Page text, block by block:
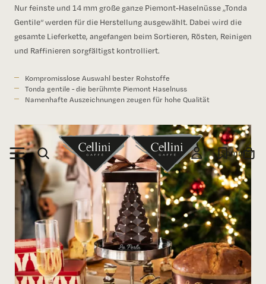
Sommer
Nur feinste und 14 mm große ganze Piemont-Haselnüsse „Tonda
Gentile“ werden für die Herstellung ausgewählt. Dabei wird die
gesamte Lieferkette, angefangen beim Sortieren, Rösten, Reinigen
und Raffinieren sorgfältigst kontrolliert.
Kompromisslose Auswahl bester Rohstoffe
Tonda gentile - die berühmte Piemont Haselnuss
Namenhafte Auszeichnungen zeugen für hohe Qualität